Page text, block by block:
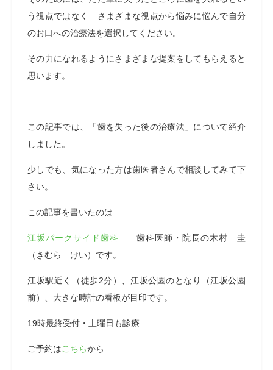
う視点ではなく さまざまな視点から悩みに悩んで自分
のお口への治療法を選択してください。
その力になれるようにさまざまな提案をしてもらえると
思います。
この記事では、「歯を失った後の治療法」について紹介
しました。
少しでも、気になった方は歯医者さんで相談してみて下
さい。
この記事を書いたのは
江坂パークサイド歯科 歯科医師・院長の木村 圭
（きむら けい）です。
江坂駅近く（徒歩2分）、江坂公園のとなり（江坂公園
前）、大きな時計の看板が目印です。
19時最終受付・土曜日も診療
ご予約はこちらから